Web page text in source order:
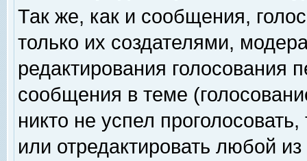
Так же, как и сообщения,
только их создателями,
редактирования голосования
сообщения в теме
никто не успел
или отредактировать любой